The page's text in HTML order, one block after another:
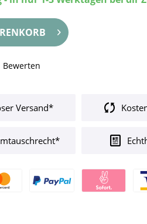
Bewerten
Versand*